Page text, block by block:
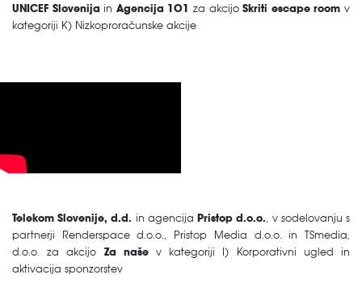
UNICEF Slovenija in Agencija 101 za akcijoSkriti escape room v
kategoriji K) Nizkoproračunske akcije
Telekom Slovenije, d.d. in agencija Pristop d.o.o., v sodelovanju s
partnerji Renderspace d.o.o., Pristop Media d.o.o. in TSmedia,
d.o.o. za akcijo Za našev kategoriji I) Korporativni ugled in
aktivacija sponzorstev